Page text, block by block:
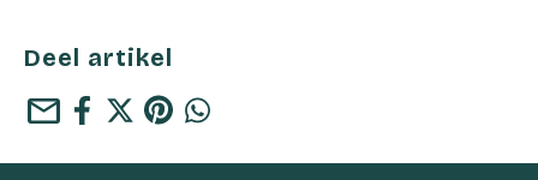
Deel artikel
mail